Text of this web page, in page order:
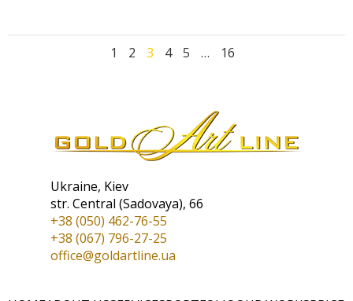
Posts
Page
1 Page
2 Page
3 Page
4 Page
5 … Page
16
Ukraine, Kiev
str. Central (Sadovaya), 66
+38 (050) 462-76-55
+38 (067) 796-27-25
office@goldartline.ua